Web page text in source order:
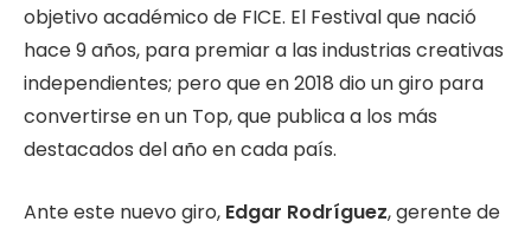
objetivo académico de FICE. El Festival que nació
hace 9 años, para premiar a las industrias creativas
independientes; pero que en 2018 dio un giro para
convertirse en un Top, que publica a los más
destacados del año en cada país.
Ante este nuevo giro, Edgar Rodríguez, gerente de